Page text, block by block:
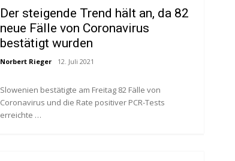
Der steigende Trend hält an, da 82
neue Fälle von Coronavirus
bestätigt wurden
Norbert Rieger 12. Juli 2021
Slowenien bestätigte am Freitag 82 Fälle von
Coronavirus und die Rate positiver PCR-Tests
erreichte …